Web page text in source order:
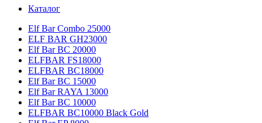
Каталог
Elf Bar Combo 25000
ELF BAR GH23000
Elf Bar BC 20000
ELFBAR FS18000
ELFBAR BC18000
Elf Bar BC 15000
Elf Bar RAYA 13000
Elf Bar BC 10000
ELFBAR BC10000 Black Gold